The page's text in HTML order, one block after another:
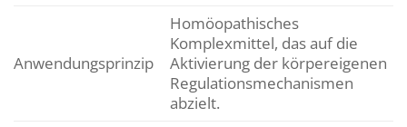
Anwendungsprinzip
Homöopathisches
Komplexmittel, das auf die
Aktivierung der körpereigenen
Regulationsmechanismen
abzielt.